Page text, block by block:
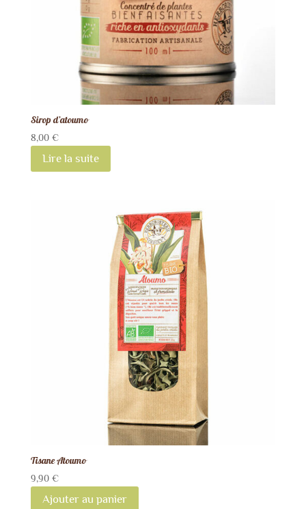
Sirop d’atoumo
8,00 €
Lire la suite
Tisane Atoumo
9,90 €
Ajouter au panier